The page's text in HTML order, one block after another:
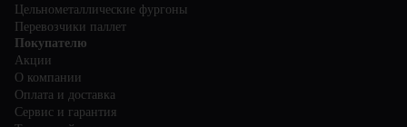
Цельнометаллические фургоны
Перевозчики паллет
Покупателю
Акции
О компании
Оплата и доставка
Сервис и гарантия